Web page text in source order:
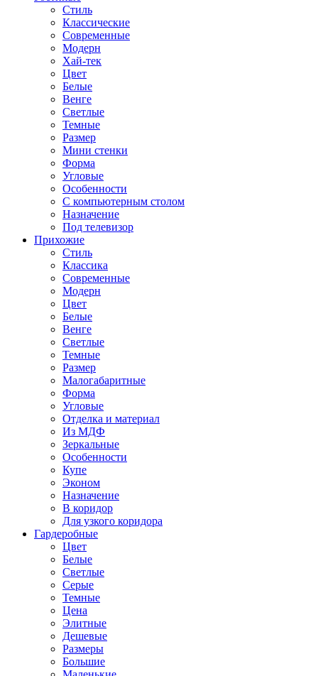
Стиль
Классические
Современные
Модерн
Хай-тек
Цвет
Белые
Венге
Светлые
Темные
Размер
Мини стенки
Форма
Угловые
Особенности
С компьютерным столом
Назначение
Под телевизор
Прихожие
Стиль
Классика
Современные
Модерн
Цвет
Белые
Венге
Светлые
Темные
Размер
Малогабаритные
Форма
Угловые
Отделка и материал
Из МДФ
Зеркальные
Особенности
Купе
Эконом
Назначение
В коридор
Для узкого коридора
Гардеробные
Цвет
Белые
Светлые
Серые
Темные
Цена
Элитные
Дешевые
Размеры
Большие